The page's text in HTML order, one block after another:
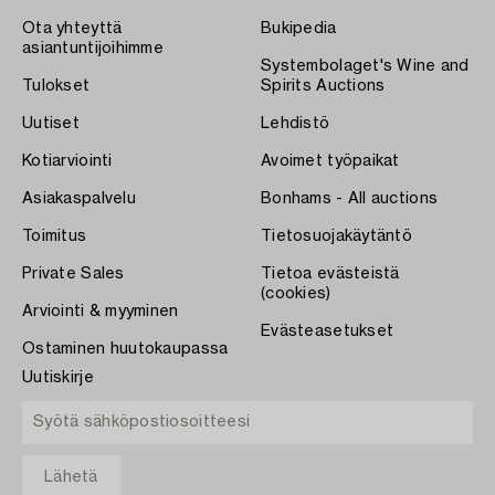
Ota yhteyttä
asiantuntijoihimme
Tulokset
Uutiset
Kotiarviointi
Asiakaspalvelu
Toimitus
Private Sales
Arviointi & myyminen
Ostaminen huutokaupassa
Bukipedia
Systembolaget's Wine and
Spirits Auctions
Lehdistö
Avoimet työpaikat
Bonhams - All auctions
Tietosuojakäytäntö
Tietoa evästeistä
(cookies)
Evästeasetukset
Uutiskirje